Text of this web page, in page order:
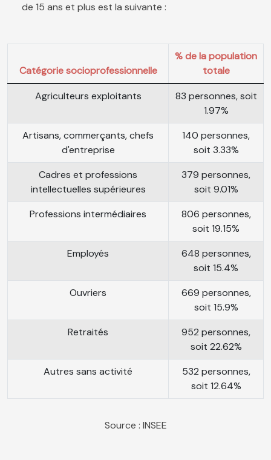
de 15 ans et plus est la suivante :
Catégorie socioprofessionnelle
% de la population
totale
Agriculteurs exploitants
83 personnes, soit
1.97%
Artisans, commerçants, chefs
d'entreprise
140 personnes,
soit 3.33%
Cadres et professions
intellectuelles supérieures
379 personnes,
soit 9.01%
Professions intermédiaires
806 personnes,
soit 19.15%
Employés
648 personnes,
soit 15.4%
Ouvriers
669 personnes,
soit 15.9%
Retraités
952 personnes,
soit 22.62%
Autres sans activité
532 personnes,
soit 12.64%
Source : INSEE